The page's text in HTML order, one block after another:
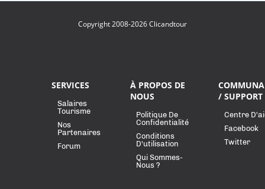
Copyright 2008-2026 Clicandtour
SERVICES
Salaires
Tourisme
Nos
Partenaires
Forum
À PROPOS DE
NOUS
Politique De
Confidentialité
Conditions
D'utilisation
Qui Sommes-
Nous ?
/ SUPPORT
Centre
Facebook
Twitter